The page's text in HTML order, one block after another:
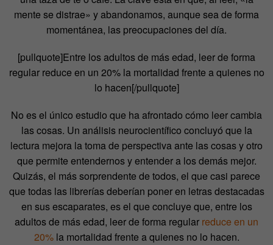
mente se distrae» y abandonamos, aunque sea de forma
momentánea, las preocupaciones del día.
[pullquote]Entre los adultos de más edad, leer de forma
regular reduce en un 20% la mortalidad frente a quienes no
lo hacen[/pullquote]
No es el único estudio que ha afrontado cómo leer cambia
las cosas. Un análisis neurocientífico concluyó que la
lectura mejora la toma de perspectiva ante las cosas y otro
que permite entendernos y entender a los demás mejor.
Quizás, el más sorprendente de todos, el que casi parece
que todas las librerías deberían poner en letras destacadas
en sus escaparates, es el que concluye que, entre los
adultos de más edad, leer de forma regular reduce en un
20%la mortalidad frente a quienes no lo hacen.